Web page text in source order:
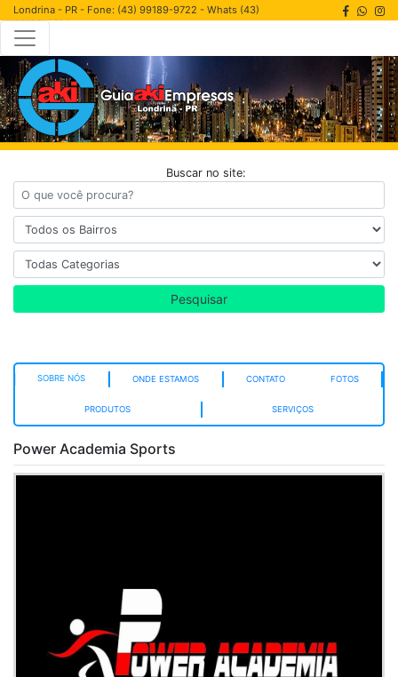
Londrina - PR - Fone: (43) 99189-9722 - Whats (43)
99189-9722
Buscar no site:
Pesquisar
SOBRE NÓS ONDE ESTAMOS CONTATO FOTOS
PRODUTOS SERVIÇOS
Power Academia Sports